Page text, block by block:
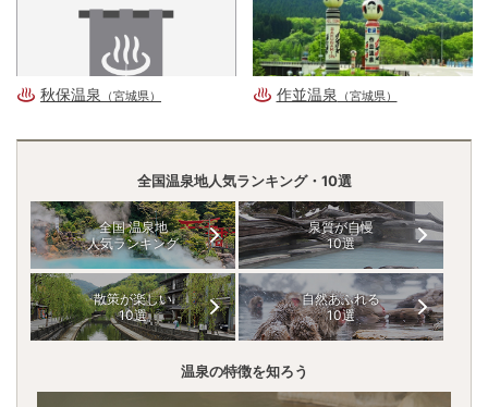
秋保温泉 （宮城県） 作並温泉 （宮城県）
全国温泉地人気ランキング・10選
全国 温泉地
人気ランキング
泉質が自慢
10選
散策が楽しい
10選
自然あふれる
10選
温泉の特徴を知ろう